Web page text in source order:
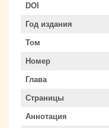
DOI
Год издания
Том
Номер
Глава
Страницы
Аннотация